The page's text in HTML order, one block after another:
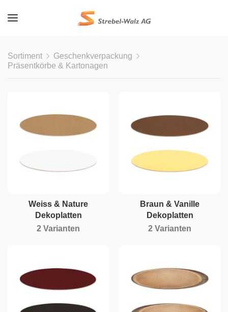
Sortiment
Geschenkverpackung
Präsentkörbe & Kartonagen
Weiss & Nature
Dekoplatten
2 Varianten
Braun & Vanille
Dekoplatten
2 Varianten